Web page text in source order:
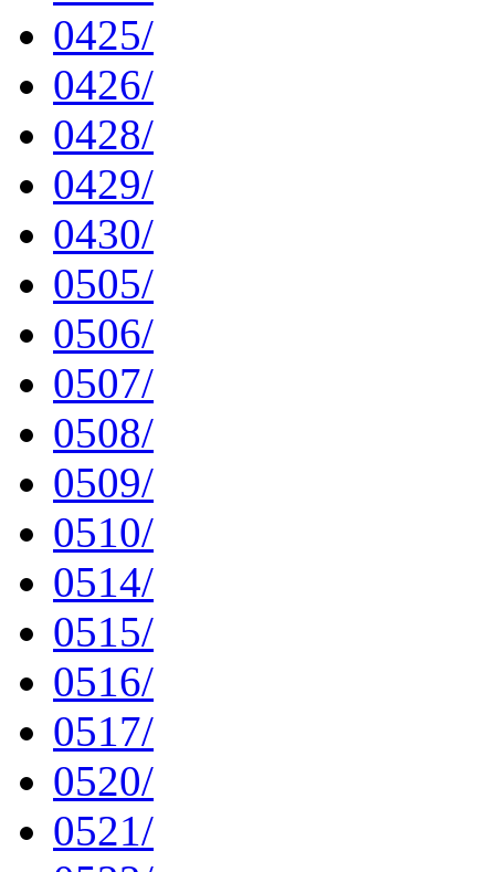
0425/
0426/
0428/
0429/
0430/
0505/
0506/
0507/
0508/
0509/
0510/
0514/
0515/
0516/
0517/
0520/
0521/